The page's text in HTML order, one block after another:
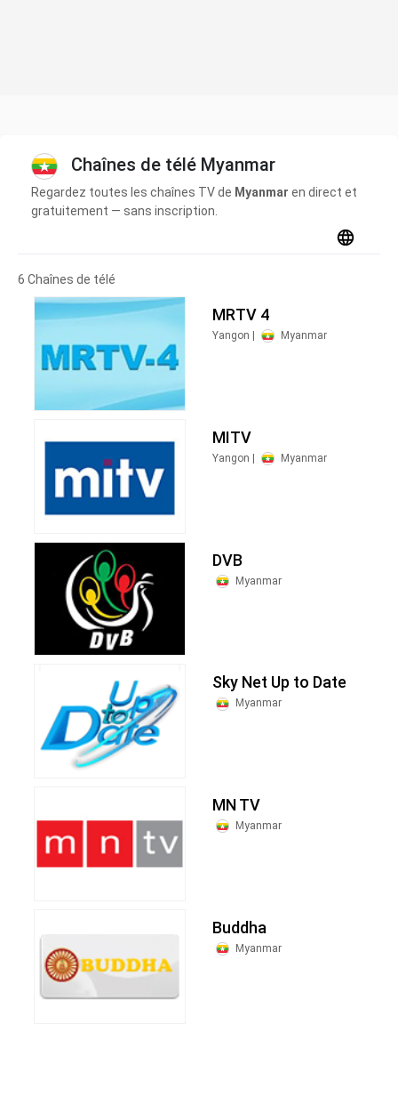
Chaînes de télé Myanmar
Regardez toutes les chaînes TV de Myanmar en direct et
gratuitement — sans inscription.
6 Chaînes de télé
MRTV 4
Yangon | Myanmar
MITV
Yangon | Myanmar
DVB
Myanmar
Sky Net Up to Date
Myanmar
MN TV
Myanmar
Buddha
Myanmar